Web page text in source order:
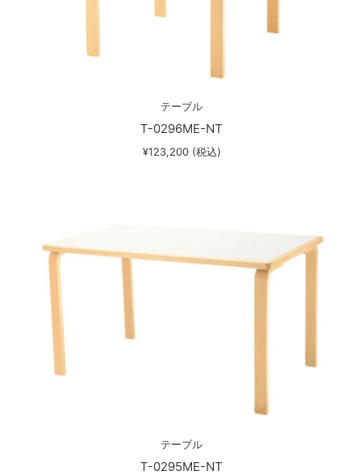
テーブル
T-0296ME-NT
¥123,200 (税込)
テーブル
T-0295ME-NT